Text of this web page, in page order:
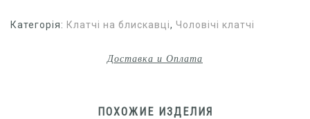
Категорія: Клатчі на блискавці, Чоловічі клатчі
Доставка и Оплата
ПОХОЖИЕ ИЗДЕЛИЯ